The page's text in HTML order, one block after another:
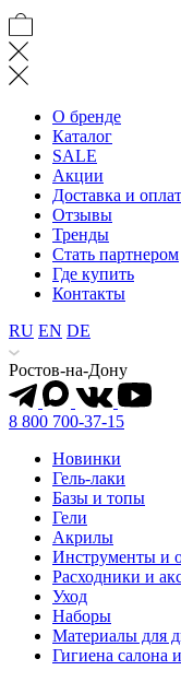
О бренде
Каталог
SALE
Акции
Доставка и
Отзывы
Тренды
Стать партнером
Где купить
Контакты
RU EN DE
Ростов-на-Дону
8 800 700-37-15
Новинки
Гель-лаки
Базы и топы
Гели
Акрилы
Инструменты и
Расходники и
Уход
Наборы
Материалы для
Гигиена салона